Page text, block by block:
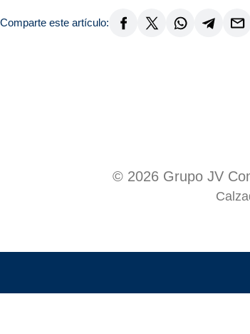
Comparte este artículo:
© 2026 Grupo JV